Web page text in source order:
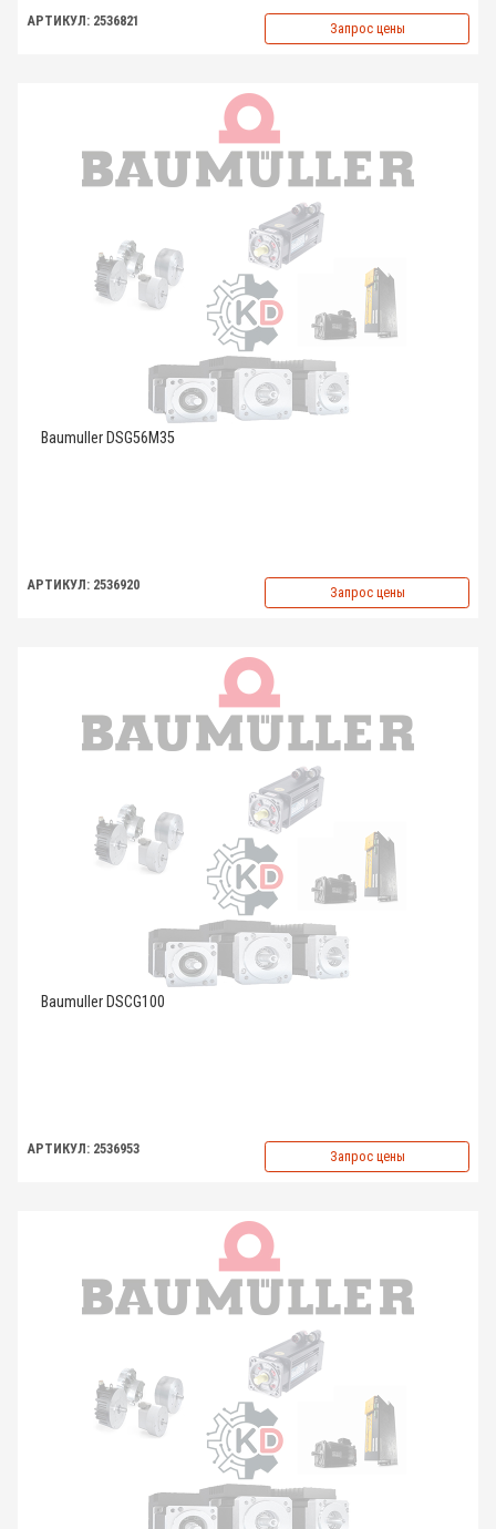
АРТИКУЛ: 2536821 Запрос цены
Baumuller DSG56M35
АРТИКУЛ: 2536920 Запрос цены
Baumuller DSCG100
АРТИКУЛ: 2536953 Запрос цены